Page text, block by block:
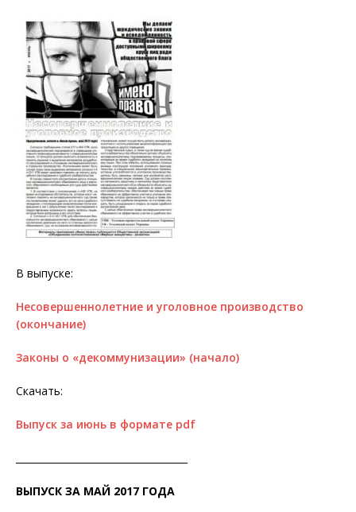
В выпуске:
Несовершеннолетние и уголовное производство
(окончание)
Законы о «декоммунизации» (начало)
Скачать:
Выпуск за июнь в формате pdf
ВЫПУСК ЗА МАЙ 2017 ГОДА